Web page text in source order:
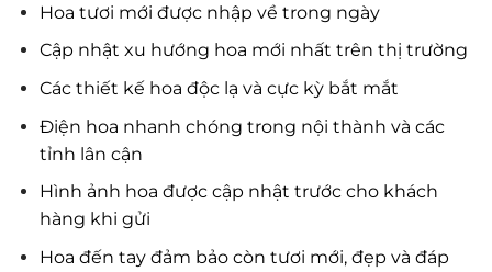
Hoa tươi mới được nhập về trong ngày
Cập nhật xu hướng hoa mới nhất trên thị trường
Các thiết kế hoa độc lạ và cực kỳ bắt mắt
Điện hoa nhanh chóng trong nội thành và các
tỉnh lân cận
Hình ảnh hoa được cập nhật trước cho khách
hàng khi gửi
Hoa đến tay đảm bảo còn tươi mới, đẹp và đáp